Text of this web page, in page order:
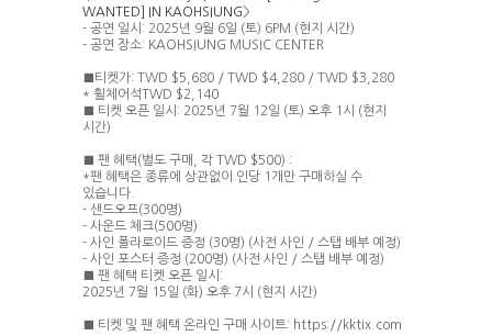
WANTED] IN KAOHSIUNG >
- 공연 일시 : 2025년 9월 6일 (토) 6PM (현지 시간)
- 공연 장소: KAOHSIUNG MUSIC CENTER
■티켓가: TWD $5,680 / TWD $4,280 / TWD $3,280
* 휠체어석 TWD $2,140
■ 티켓 오픈 일시 : 2025년 7월 12일 (토) 오후 1 시 (현지
시간)
■ 팬 혜택(별도 구매 각
TWD $500) :
*팬 혜택은 종류에 상관없이 인당 1 개만 구매하실 수
있습니다
- 샌드오프(300명)
- 사운드 체크(500명)
- 사인 폴라로이드 증정 (30명) (사전 사인 / 스탭 배부 예정)
- 사인 포스터 증정 (200명) (사전 사인 / 스탭 배부 예정)
■ 팬 혜택 티켓 오픈 일시 :
2025년 7월 15일 (화) 오후 7시 (현지 시간)
■ 티켓 및 팬 혜택 온라인 구매 사이트: https://kktix.com